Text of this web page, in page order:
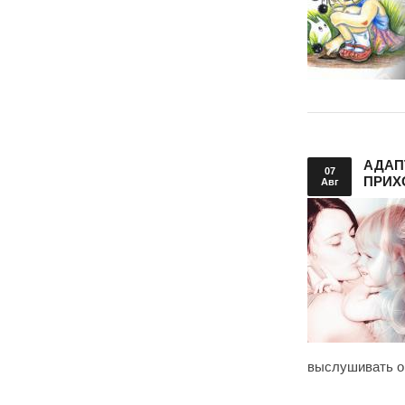
07
Авг
выслушивать о